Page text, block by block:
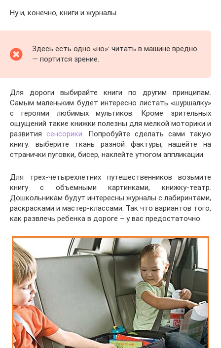
Ну и, конечно, книги и журналы.
Здесь есть одно «но»: читать в машине вредно
— портится зрение.
Для дороги выбирайте книги по другим принципам.
Самым маленьким будет интересно листать «шуршалку»
с героями любимых мультиков. Кроме зрительных
ощущений такие книжки полезны для мелкой моторики и
развития сенсорики . Попробуйте сделать сами такую
книгу: выберите ткань разной фактуры, нашейте на
странички пуговки, бисер, наклейте утюгом аппликации.
Для трех-четырехлетних путешественников возьмите
книгу с объемными картинками, книжку-театр.
Дошкольникам будут интересны журналы с лабиринтами,
раскрасками и мастер-классами. Так что вариантов того,
как развлечь ребенка в дороге – у вас предостаточно.